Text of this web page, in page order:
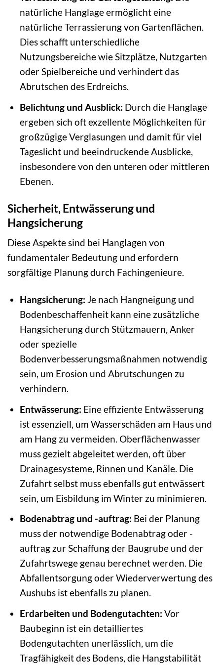
natürliche Hanglage ermöglicht eine
natürliche Terrassierung von Gartenflächen.
Dies schafft unterschiedliche
Nutzungsbereiche wie Sitzplätze, Nutzgarten
oder Spielbereiche und verhindert das
Abrutschen des Erdreichs.
Belichtung und Ausblick: Durch die Hanglage
ergeben sich oft exzellente Möglichkeiten für
großzügige Verglasungen und damit für viel
Tageslicht und beeindruckende Ausblicke,
insbesondere von den unteren oder mittleren
Ebenen.
Sicherheit, Entwässerung und
Hangsicherung
Diese Aspekte sind bei Hanglagen von
fundamentaler Bedeutung und erfordern
sorgfältige Planung durch Fachingenieure.
Hangsicherung: Je nach Hangneigung und
Bodenbeschaffenheit kann eine zusätzliche
Hangsicherung durch Stützmauern, Anker
oder spezielle
Bodenverbesserungsmaßnahmen notwendig
sein, um Erosion und Abrutschungen zu
verhindern.
Entwässerung: Eine effiziente Entwässerung
ist essenziell, um Wasserschäden am Haus und
am Hang zu vermeiden. Oberflächenwasser
muss gezielt abgeleitet werden, oft über
Drainagesysteme, Rinnen und Kanäle. Die
Zufahrt selbst muss ebenfalls gut entwässert
sein, um Eisbildung im Winter zu minimieren.
Bodenabtrag und -auftrag: Bei der Planung
muss der notwendige Bodenabtrag oder -
auftrag zur Schaffung der Baugrube und der
Zufahrtswege genau berechnet werden. Die
Abfallentsorgung oder Wiederverwertung des
Aushubs ist ebenfalls zu planen.
Erdarbeiten und Bodengutachten: Vor
Baubeginn ist ein detailliertes
Bodengutachten unerlässlich, um die
Tragfähigkeit des Bodens, die Hangstabilität